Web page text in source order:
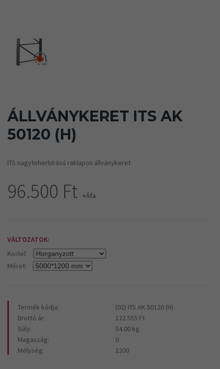
ÁLLVÁNYKERET ITS AK
50120 (H)
ITS nagyteherbírású raklapos állványkeret
96.500 Ft +Áfa
VÁLTOZATOK:
Kivitel:
Méret:
Termék kódja:
(02) ITS AK 50120 (H)
Bruttó ár:
122.555 Ft
Súly:
54.00 kg
Magasság:
0
Mélység:
1200